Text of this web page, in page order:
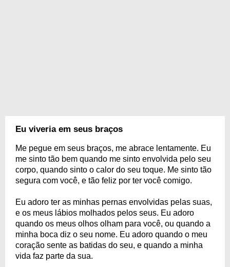
Eu viveria em seus braços
Me pegue em seus braços, me abrace lentamente. Eu
me sinto tão bem quando me sinto envolvida pelo seu
corpo, quando sinto o calor do seu toque. Me sinto tão
segura com você, e tão feliz por ter você comigo.
Eu adoro ter as minhas pernas envolvidas pelas suas,
e os meus lábios molhados pelos seus. Eu adoro
quando os meus olhos olham para você, ou quando a
minha boca diz o seu nome. Eu adoro quando o meu
coração sente as batidas do seu, e quando a minha
vida faz parte da sua.